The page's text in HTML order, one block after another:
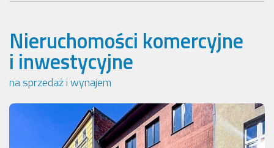
Nieruchomości komercyjne
i inwestycyjne
na sprzedaż i wynajem